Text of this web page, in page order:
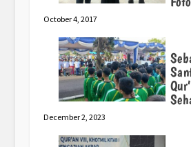
October 4, 2017
December 2, 2023